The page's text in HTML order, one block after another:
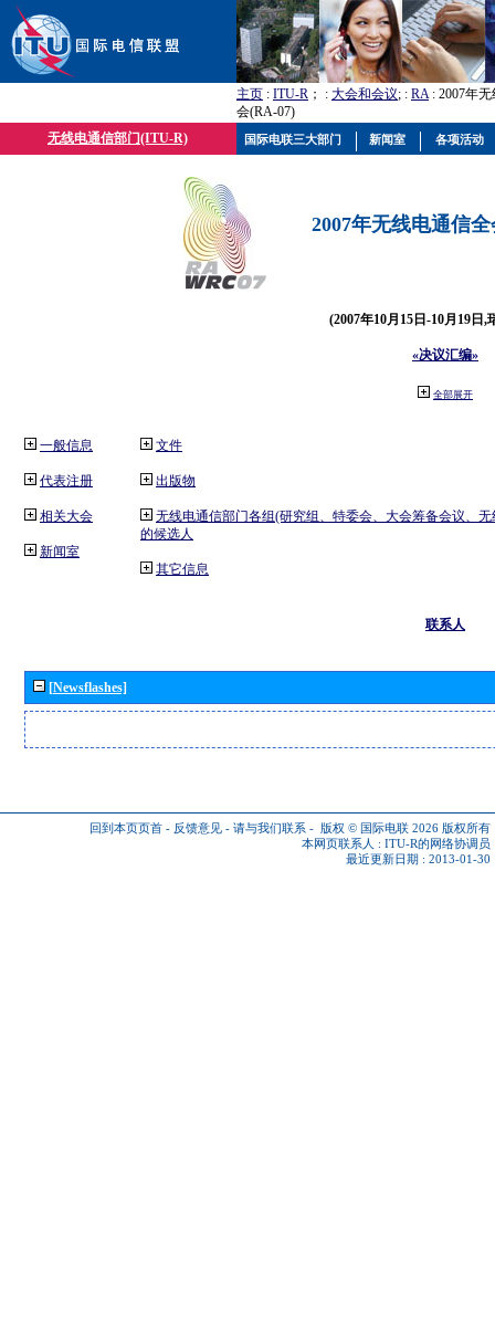
主页 : ITU-R ； : 大会和会议; : RA: 2007年
会(RA-07)
无线电通信部门(ITU-R)
2007年无线电通信
(2007年10月15日-10月19日,
«决议汇编»
全部展开
一般信息
代表注册
相关大会
新闻室
文件
出版物
无线电通信部门各组(研究组、特委会、大会筹备会议、
的候选人
其它信息
联系人
[Newsflashes]
回到本页页首 - 反馈意见 - 请与我们联系 - 版权 © 国际电联 2026 版权所有
本网页联系人 : ITU-R的网络协调员
最近更新日期 : 2013-01-30
国际电联三大部门 新闻室 各项活动